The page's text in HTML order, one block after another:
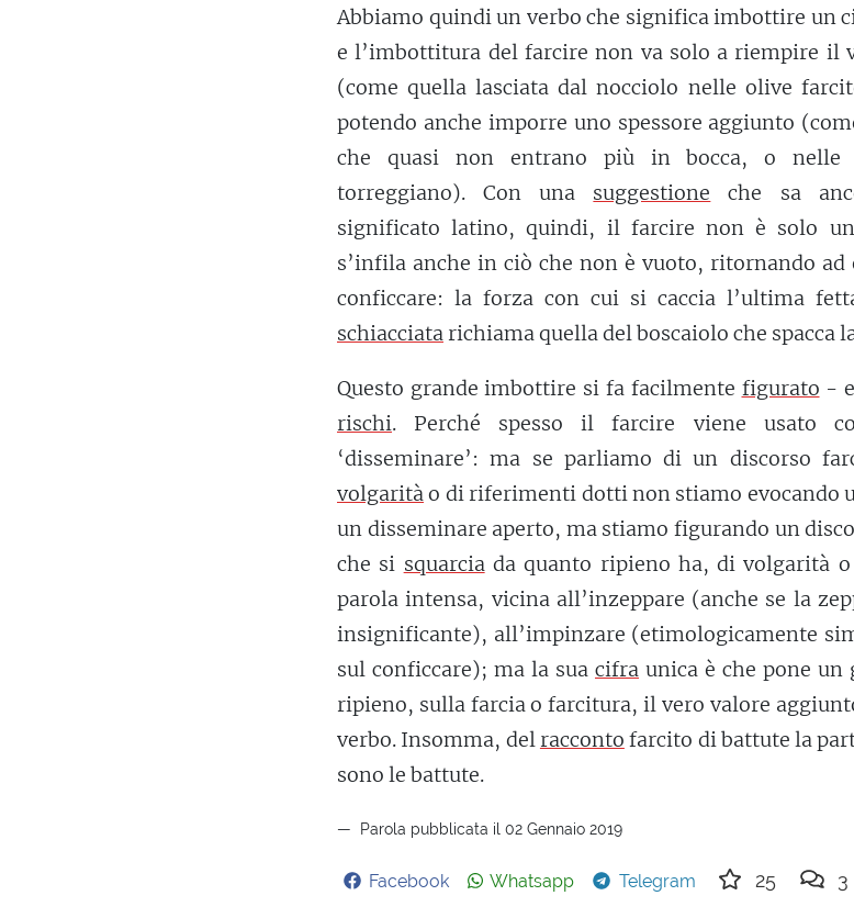
Abbiamo quindi un verbo che significa imbottire un
e l’imbottitura del farcire non va solo a riempire il
(come quella lasciata dal nocciolo nelle olive
potendo anche imporre uno spessore aggiunto
che quasi non entrano più in bocca, o nelle
torreggiano). Con una suggestione che sa
significato latino, quindi, il farcire non è solo
s’infila anche in ciò che non è vuoto, ritornando ad
conficcare: la forza con cui si caccia l’ultima
schiacciatarichiama quella del boscaiolo che spacca
Questo grande imbottire si fa facilmente figurato -
rischi. Perché spesso il farcire viene usato
‘disseminare’: ma se parliamo di un discorso
volgarità o di riferimenti dotti non stiamo evocando
un disseminare aperto, ma stiamo figurando un
che si squarcia da quanto ripieno ha, di volgarità
parola intensa, vicina all’inzeppare (anche se la
insignificante), all’impinzare (etimologicamente
sul conficcare); ma la sua cifra unica è che pone un
ripieno, sulla farcia o farcitura, il vero valore
verbo. Insomma, del racconto farcito di battute la
sono le battute.
Parola pubblicata il 02 Gennaio 2019
Facebook Whatsapp Telegram 25 3